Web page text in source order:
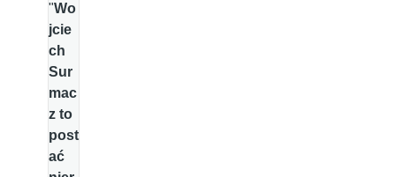
"Wo
jcie
ch
Sur
mac
z to
post
ać